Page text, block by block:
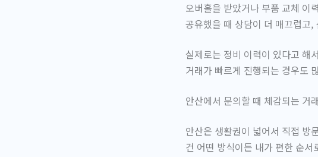
오버홀을 받았거나 부품 교체 이
공유했을 때 상담이 더 매끄럽고,
실제로는 정비 이력이 있다고 해
거래가 빠르게 진행되는 경우도
안산에서 문의할 때 체감되는 거
안산은 생활권이 넓어서 직접 방
건 어떤 방식이든 내가 편한 순서